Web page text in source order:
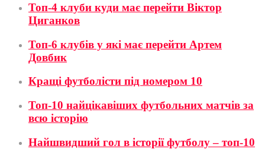
Топ-4 клуби куди має перейти Віктор
Циганков
Топ-6 клубів у які має перейти Артем
Довбик
Кращі футболісти під номером 10
Топ-10 найцікавіших футбольних матчів за
всю історію
Найшвидший гол в історії футболу – топ-10